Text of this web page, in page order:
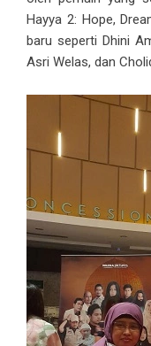
Hayya 2: Hope,
baru seperti Dhini
Asri Welas, dan